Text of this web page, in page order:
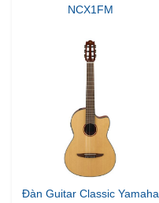
NCX1FM
Đàn Guitar Classic Yamaha